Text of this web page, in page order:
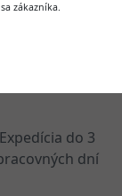
zákazníka.
Expedícia do 3
dní